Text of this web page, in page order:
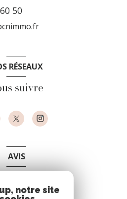
50
RÉSEAUX
suivre
AVIS
notre site